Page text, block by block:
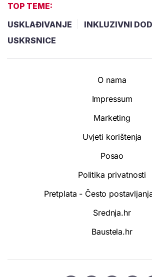
TOP TEME:
USKLAĐIVANJE
INKLUZIVNI
USKRSNICE
O nama
Impressum
Marketing
Uvjeti korištenja
Posao
Politika privatnosti
Pretplata - Često
Srednja.hr
Baustela.hr